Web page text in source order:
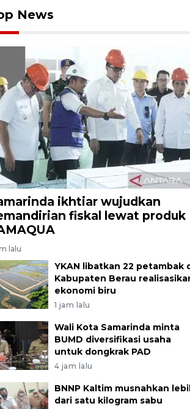
News
ikhtiar wujudkan
fiskal lewat produk
lalu
YKAN libatkan 22 petambak
Kabupaten Berau
ekonomi biru
1 jam lalu
Wali Kota Samarinda minta
BUMD diversifikasi usaha
untuk dongkrak PAD
4 jam lalu
BNNP Kaltim musnahkan
dari satu kilogram sabu